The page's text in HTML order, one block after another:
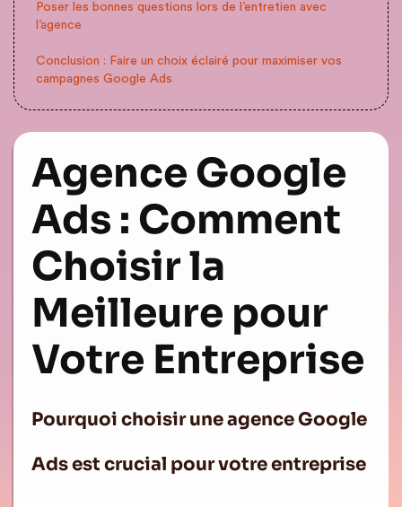
Poser les bonnes questions lors de l’entretien avec
l’agence
Conclusion : Faire un choix éclairé pour maximiser vos
campagnes Google Ads
Agence Google
Ads : Comment
Choisir la
Meilleure pour
Votre Entreprise
Pourquoi choisir une agence Google
Ads est crucial pour votre entreprise